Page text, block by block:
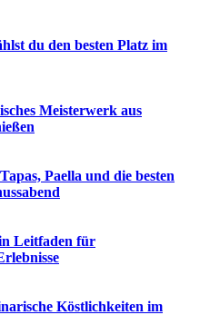
du den besten Platz im
Meisterwerk aus
Paella und die besten
Leitfaden für
Köstlichkeiten im